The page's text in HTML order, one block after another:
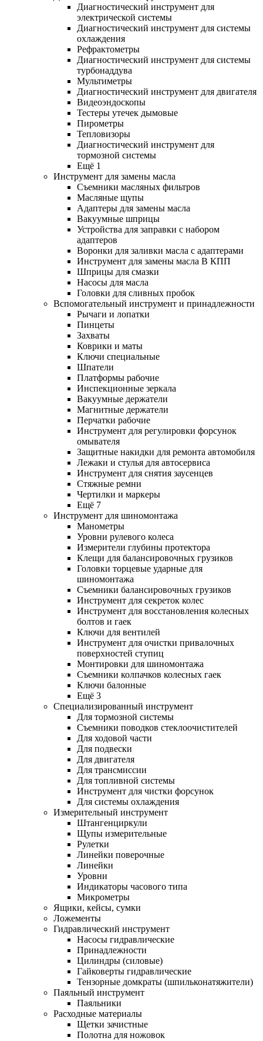
Диагностический инструмент для
электрической системы
Диагностический инструмент для системы
охлаждения
Рефрактометры
Диагностический инструмент для системы
турбонаддува
Мультиметры
Диагностический инструмент для двигателя
Видеоэндоскопы
Тестеры утечек дымовые
Пирометры
Тепловизоры
Диагностический инструмент для
тормозной системы
Ещё 1
Инструмент для замены масла
Съемники масляных фильтров
Масляные щупы
Адаптеры для замены масла
Вакуумные шприцы
Устройства для заправки с набором
адаптеров
Воронки для заливки масла с адаптерами
Инструмент для замены масла В КПП
Шприцы для смазки
Насосы для масла
Головки для сливных пробок
Вспомогательный инструмент и принадлежности
Рычаги и лопатки
Пинцеты
Захваты
Коврики и маты
Ключи специальные
Шпатели
Платформы рабочие
Инспекционные зеркала
Вакуумные держатели
Магнитные держатели
Перчатки рабочие
Инструмент для регулировки форсунок
омывателя
Защитные накидки для ремонта автомобиля
Лежаки и стулья для автосервиса
Инструмент для снятия заусенцев
Стяжные ремни
Чертилки и маркеры
Ещё 7
Инструмент для шиномонтажа
Манометры
Уровни рулевого колеса
Измерители глубины протектора
Клещи для балансировочных грузиков
Головки торцевые ударные для
шиномонтажа
Съемники балансировочных грузиков
Инструмент для секреток колес
Инструмент для восстановления колесных
болтов и гаек
Ключи для вентилей
Инструмент для очистки привалочных
поверхностей ступиц
Монтировки для шиномонтажа
Съемники колпачков колесных гаек
Ключи балонные
Ещё 3
Специализированный инструмент
Для тормозной системы
Съемники поводков стеклоочистителей
Для ходовой части
Для подвески
Для двигателя
Для трансмиссии
Для топливной системы
Инструмент для чистки форсунок
Для системы охлаждения
Измерительный инструмент
Штангенциркули
Щупы измерительные
Рулетки
Линейки поверочные
Линейки
Уровни
Индикаторы часового типа
Микрометры
Ящики, кейсы, сумки
Ложементы
Гидравлический инструмент
Насосы гидравлические
Принадлежности
Цилиндры (силовые)
Гайковерты гидравлические
Тензорные домкраты (шпильконатяжители)
Паяльный инструмент
Паяльники
Расходные материалы
Щетки зачистные
Полотна для ножовок